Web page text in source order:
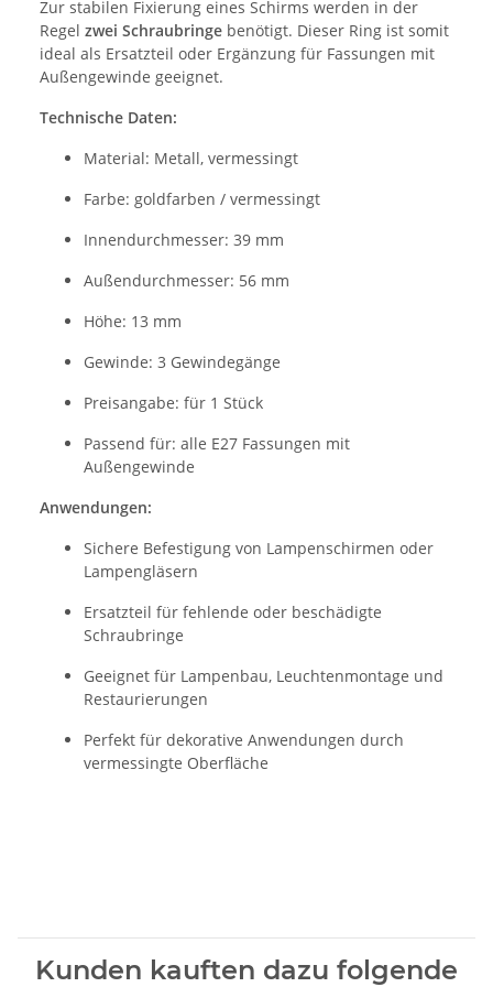
Zur stabilen Fixierung eines Schirms werden in der
Regel zwei Schraubringe benötigt. Dieser Ring ist somit
ideal als Ersatzteil oder Ergänzung für Fassungen mit
Außengewinde geeignet.
Technische Daten:
Material: Metall, vermessingt
Farbe: goldfarben / vermessingt
Innendurchmesser: 39 mm
Außendurchmesser: 56 mm
Höhe: 13 mm
Gewinde: 3 Gewindegänge
Preisangabe: für 1 Stück
Passend für: alle E27 Fassungen mit
Außengewinde
Anwendungen:
Sichere Befestigung von Lampenschirmen oder
Lampengläsern
Ersatzteil für fehlende oder beschädigte
Schraubringe
Geeignet für Lampenbau, Leuchtenmontage und
Restaurierungen
Perfekt für dekorative Anwendungen durch
vermessingte Oberfläche
Kunden kauften dazu folgende